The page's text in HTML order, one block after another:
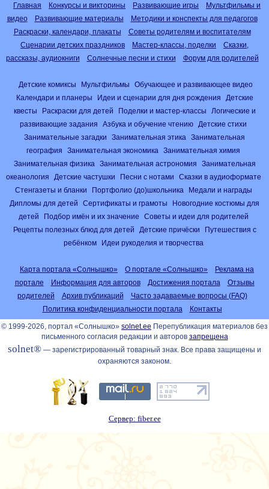
Главная Конкурсы и викторины Развивающие игры
Мультфильмы и
видео
Развивающие материалы
Методики и конспекты для педагогов
Раскраски, календари, плакаты
Советы родителям и воспитателям
Сценарии детских праздников
Мастер-классы, поделки
Сказки,
рассказы, аудиокниги
Солнечные песни и стихи Форум для родителей
Детские комиксы Мультфильмы
Обучающее и развивающее видео
Календари и планеры
Идеи и сценарии для дня рождения
Детские
квесты
Раскраски для детей Поделки и мастер-классы
Логические и
развивающие задания
Азбука и обучение чтению
Детские стихи
Занимательные загадки
Занимательная этика
Занимательная
география
Занимательная экономика
Занимательная химия
Занимательная физика
Занимательная астрономия
Занимательная
океанология
Детские частушки Песни с нотами
Сказки в аудиоформате
Стенгазеты и бланки
Портфолио (до)школьника
Медали и награды
Дипломы для детей
Сертификаты и грамоты
Новогодние костюмы для
детей
Подбор имён и их значение
Советы и идеи для родителей
Рецепты полезных блюд для детей
Детские причёски
Путешествия с
ребёнком
Идеи рукоделия и творчества
Карта портала «Солнышко» О портале «Солнышко»
Реклама на
портале
Информация для авторов Достижения портала
Отзывы
родителей
Архив публикаций
Часто задаваемые вопросы (FAQ)
Политика конфиденциальности портала
Контакты
© 1999-2026, портал «Солнышко» solnet.ee Перепубликация материалов без
письменного согласия редакции и авторов запрещена
solnet® — зарегистрированный товарный знак. Все права защищены и
охраняются законом.
Сервер: fiber.ee